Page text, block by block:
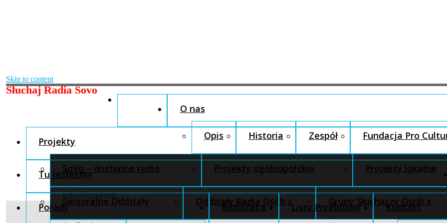
Skip to content
Słuchaj Radia Sovo
O nas
Opis Historia Zespół Fundacja Pro
Projekty
SoVo – dostępne radio
internetowe
Projekty ogólnopolskie Projekty lokalne
Tu jesteśmy
Senioralne Oddziały Oddziały Radia Osób z Grupy Słuchaczy Osób z
Porady Biblioteka Listy Przebojów Kontakt